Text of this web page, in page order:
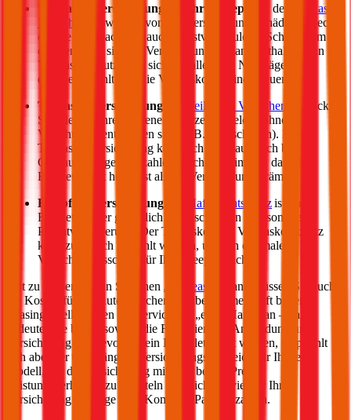
Vollkasko Versicherung für Ihren
Jeep mit der
Vollkasko
Versicherung
werden von der Versicherung Schäden gedeckt,
die Sie verursachen – auch selbstverschuldete Schäden am
eigenen Auto sind im Versicherungsumfang enthalten. Ein
Vollkaskoschutz zahlt sich vor allem bei Neuwägen aus,
daher empfiehlt sich die Vollkasko für einen neuen
Teilkasko Versicherung:
Teilkasko Versicherung
deckt
Schäden an Ihrem eigenen Fahrzeug, welche ohne Ihr
Verschulden entstanden sind (z.B. Wildschäden). Eine
Teilkasko Versicherung kann sich durchaus auch bei
Gebrauchtwägen auszahlen: wichtig ist immer, dass der
Fahrzeugwert höher ist als die Versicherungsprämie.
Haftpflichtversicherung
Haftpflichtschutzist für
Fahrzeughalter gesetzlich vorgeschrieben und somit eine
Pflichtversicherung. Der Teilkasko oder Vollkasko Schutz
kann zusätzlich gewählt werden, um den optimalen
Versicherungsschutz für Ihren
Jeep
zu sichern.
Gut zu wissen: Wenn Sie einen Jeep leasen
, dann müssen Sie auch
die Kosten für die Autoversicherung übernehmen. Oft bieten
Leasinggesellschaften ein Service aus „einer Hand“ an – das
bedeutet, sie bieten sowohl die Finanzierung, Anmeldung und
Versicherung an. Bevor Sie ein Komplettpaket wählen, empfiehlt
sich aber der unabhängige Versicherungsvergleich für Ihr
Jeep
Modell, um die Versicherung mit dem besten Preis-
Leistungsverhältnis zu ermitteln und nicht zu viel für Ihre
Versicherung im Zuge des „Komplett-Pakets“ zahlen.